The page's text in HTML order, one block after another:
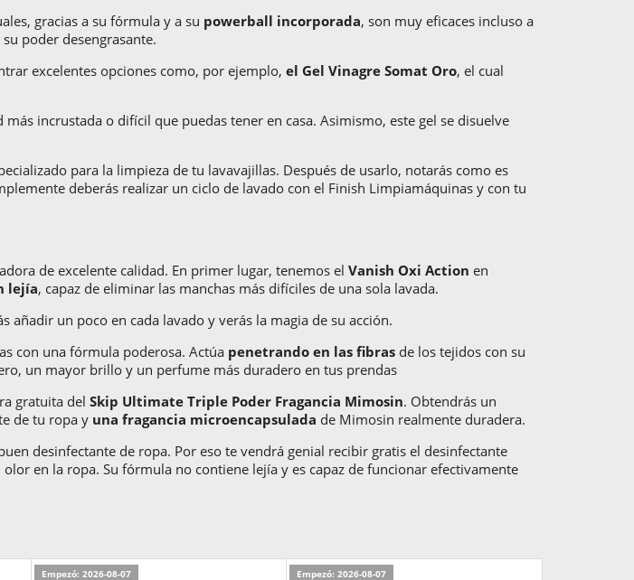
gracias a su fórmula y a su powerball incorporada, son muy eficaces incluso a
poder desengrasante.
excelentes opciones como, por ejemplo,el Gel Vinagre Somat Oro, el cual
más incrustada o difícil que puedas tener en casa. Asimismo, este gel se disuelve
para la limpieza de tu lavavajillas. Después de usarlo, notarás como es
deberás realizar un ciclo de lavado con el Finish Limpiamáquinas y con tu
de excelente calidad. En primer lugar, tenemos elVanish Oxi Action en
lejía, capaz de eliminar las manchas más difíciles de una sola lavada.
añadir un poco en cada lavado y verás la magia de su acción.
con una fórmula poderosa. Actúa penetrando en las fibras de los tejidos con su
un mayor brillo y un perfume más duradero en tus prendas
gratuita delSkip Ultimate Triple Poder Fragancia Mimosin. Obtendrás un
de tu ropa y una fragancia microencapsulada de Mimosin realmente duradera.
desinfectante de ropa. Por eso te vendrá genial recibir gratis el desinfectante
olor en la ropa. Su fórmula no contiene lejía y es capaz de funcionar efectivamente
Empezó: 2026-08-07 Empezó: 2026-08-07